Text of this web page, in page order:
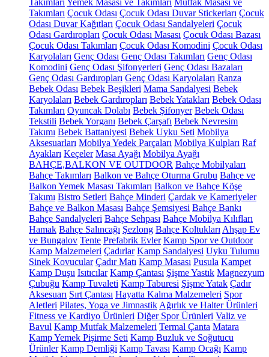
Takımları Yemek Masası ve Takımları Mutfak Masası ve
Takımları Çocuk Odası Çocuk Odası Duvar Stickerları Çocuk
Odası Duvar Kağıtları Çocuk Odası Sandalyeleri Çocuk
Odası Gardıropları Çocuk Odası Masası Çocuk Odası Bazası
Çocuk Odası Takımları Çocuk Odası Komodini Çocuk Odası
Karyolaları Genç Odası Genç Odası Takımları Genç Odası
Komodini Genç Odası Şifonyerleri Genç Odası Bazaları
Genç Odası Gardıropları Genç Odası Karyolaları Ranza
Bebek Odası Bebek Beşikleri Mama Sandalyesi Bebek
Karyolaları Bebek Gardıropları Bebek Yatakları Bebek Odası
Takımları Oyuncak Dolabı Bebek Şifonyer Bebek Odası
Tekstili Bebek Yorganı Bebek Çarşafı Bebek Nevresim
Takımı Bebek Battaniyesi Bebek Uyku Seti Mobilya
Aksesuarları Mobilya Yedek Parçaları Mobilya Kulpları Raf
Ayakları Keçeler Masa Ayağı Mobilya Ayağı
BAHÇE,BALKON VE OUTDOOR Bahçe Mobilyaları
Bahçe Takımları Balkon ve Bahçe Oturma Grubu Bahçe ve
Balkon Yemek Masası Takımları Balkon ve Bahçe Köşe
Takımı Bistro Setleri Bahçe Minderi Çardak ve Kameriyeler
Bahçe ve Balkon Masası Bahçe Şemsiyesi Bahçe Bankı
Bahçe Sandalyeleri Bahçe Sehpası Bahçe Mobilya Kılıfları
Hamak Bahçe Salıncağı Şezlong Bahçe Koltukları Ahşap Ev
ve Bungalov Tente Prefabrik Evler Kamp Spor ve Outdoor
Kamp Malzemeleri Çadırlar Kamp Sandalyesi Uyku Tulumu
Sinek Kovucular Çadır Matı Kamp Masası Pusula Kampet
Kamp Duşu Isıtıcılar Kamp Çantası Şişme Yastık Magnezyum
Çubuğu Kamp Tuvaleti Kamp Taburesi Şişme Yatak Çadır
Aksesuarı Sırt Çantası Hayatta Kalma Malzemeleri Spor
Aletleri Pilates, Yoga ve Jimnastik Ağırlık ve Halter Ürünleri
Fitness ve Kardiyo Ürünleri Diğer Spor Ürünleri Valiz ve
Bavul Kamp Mutfak Malzemeleri Termal Çanta Matara
Kamp Yemek Pişirme Seti Kamp Buzluk ve Soğutucu
Ürünler Kamp Demliği Kamp Tavası Kamp Ocağı Kamp